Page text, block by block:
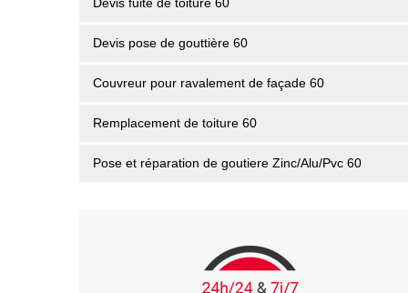
Devis pose de gouttière 60
Couvreur pour ravalement de façade 60
Remplacement de toiture 60
Pose et réparation de goutiere Zinc/Alu/Pvc 60